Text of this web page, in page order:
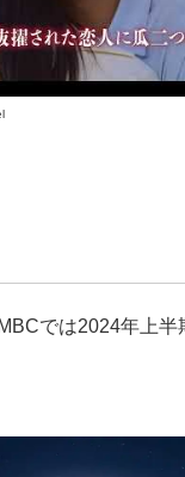
では2024年上